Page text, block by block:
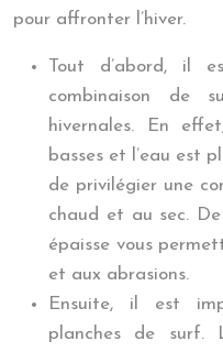
pour affronter l’hiver.
Tout d’abord, il
combinaison de
hivernales. En
basses et l’eau est
de privilégier une
chaud et au sec.
épaisse vous
et aux abrasions.
Ensuite, il est
planches de surf.